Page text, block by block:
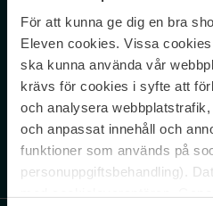
För att kunna ge dig en bra
Eleven cookies. Vissa
ska kunna använda vår
krävs för cookies i syfte att
och analysera
och anpassat innehåll och
funktioner som används på
personuppgiftsbehandling).
Never miss a
Sign up to our
Genom att prenumerera accepterar du